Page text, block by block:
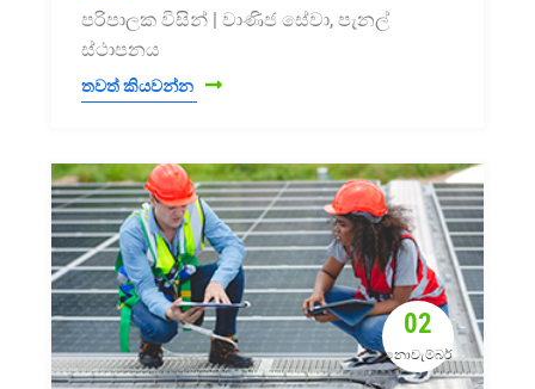
පරිපාලක විසින් | වාණිජ සේවා, පැනල්
ස්ථාපනය
තවත් කියවන්න
02
නොවැම්බර්